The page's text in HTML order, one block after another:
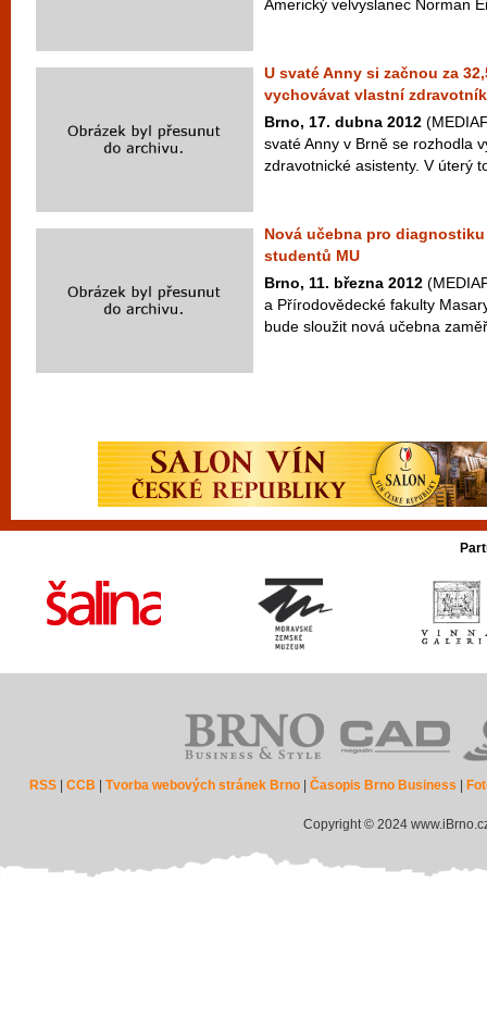
Americký velvyslanec Norman
U svaté Anny si začnou za
vychovávat vlastní
Brno, 17. dubna 2012
svaté Anny v Brně se rozhodla
zdravotnické asistenty. V úterý
Nová učebna pro
studentů MU
Brno, 11. března 2012
a Přírodovědecké fakulty
bude sloužit nová učebna
RSS |CCB |Tvorba webových stránek Brno |Časopis Brno Business
Copyright © 2024